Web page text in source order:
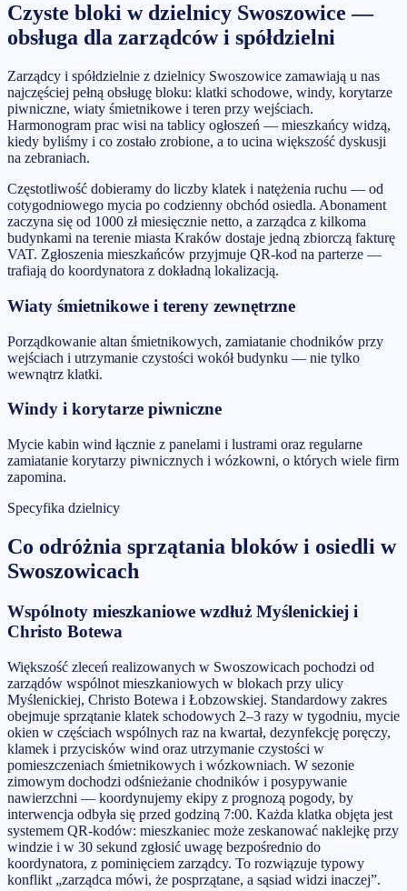
Czyste bloki w dzielnicy Swoszowice —
obsługa dla zarządców i spółdzielni
Zarządcy i spółdzielnie z dzielnicy Swoszowice zamawiają u nas
najczęściej pełną obsługę bloku: klatki schodowe, windy, korytarze
piwniczne, wiaty śmietnikowe i teren przy wejściach.
Harmonogram prac wisi na tablicy ogłoszeń — mieszkańcy widzą,
kiedy byliśmy i co zostało zrobione, a to ucina większość dyskusji
na zebraniach.
Częstotliwość dobieramy do liczby klatek i natężenia ruchu — od
cotygodniowego mycia po codzienny obchód osiedla. Abonament
zaczyna się od 1000 zł miesięcznie netto, a zarządca z kilkoma
budynkami na terenie miasta Kraków dostaje jedną zbiorczą fakturę
VAT. Zgłoszenia mieszkańców przyjmuje QR-kod na parterze —
trafiają do koordynatora z dokładną lokalizacją.
Wiaty śmietnikowe i tereny zewnętrzne
Porządkowanie altan śmietnikowych, zamiatanie chodników przy
wejściach i utrzymanie czystości wokół budynku — nie tylko
wewnątrz klatki.
Windy i korytarze piwniczne
Mycie kabin wind łącznie z panelami i lustrami oraz regularne
zamiatanie korytarzy piwnicznych i wózkowni, o których wiele firm
zapomina.
Specyfika dzielnicy
Co odróżnia sprzątania bloków i osiedli w
Swoszowicach
Wspólnoty mieszkaniowe wzdłuż Myślenickiej i
Christo Botewa
Większość zleceń realizowanych w Swoszowicach pochodzi od
zarządów wspólnot mieszkaniowych w blokach przy ulicy
Myślenickiej, Christo Botewa i Łobzowskiej. Standardowy zakres
obejmuje sprzątanie klatek schodowych 2–3 razy w tygodniu, mycie
okien w częściach wspólnych raz na kwartał, dezynfekcję poręczy,
klamek i przycisków wind oraz utrzymanie czystości w
pomieszczeniach śmietnikowych i wózkowniach. W sezonie
zimowym dochodzi odśnieżanie chodników i posypywanie
nawierzchni — koordynujemy ekipy z prognozą pogody, by
interwencja odbyła się przed godziną 7:00. Każda klatka objęta jest
systemem QR-kodów: mieszkaniec może zeskanować naklejkę przy
windzie i w 30 sekund zgłosić uwagę bezpośrednio do
koordynatora, z pominięciem zarządcy. To rozwiązuje typowy
konflikt „zarządca mówi, że posprzątane, a sąsiad widzi inaczej”.